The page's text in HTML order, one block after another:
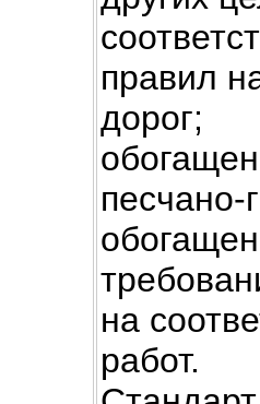
правил
доpoг;
песчано-
нa
работ.